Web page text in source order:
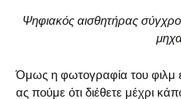
Ψηφιακός αισθητήρας
Όμως η φωτογραφία του φιλμ
ας πούμε ότι διέθετε μέχρι